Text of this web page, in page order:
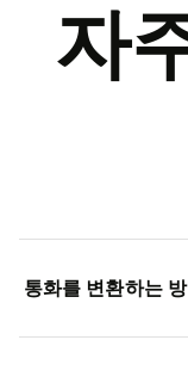
자
통화를 변환하는